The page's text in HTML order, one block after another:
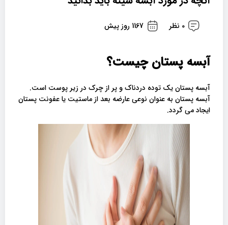
0 نظر 1167 روز پیش
آبسه پستان چیست؟
آبسه پستان یک توده دردناک و پر از چرک در زیر پوست است.
آبسه پستان به عنوان نوعی عارضه بعد از ماستیت یا عفونت پستان
ایجاد می گردد.